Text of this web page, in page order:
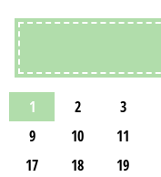
1 2 3
9
10 11
17
18 19